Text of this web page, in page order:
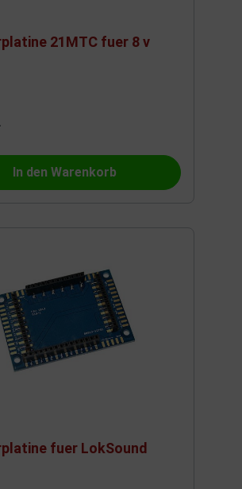
21MTC fuer 8 v
In den Warenkorb
fuer LokSound